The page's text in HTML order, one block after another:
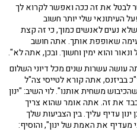
לבטל את זה ככה ואפשר לקרוא לך
העיתונאי שלי יותר חשוב
נעים לאנשים כמוך, כי זה קצת
שאופפת אותך. אתה חושב
והוא ימין וחשוך. ובכן, אתה לא".
עושה עשרות שנים מכל דיוני השלום
בביזנס, אתה קורא לטייסי צה"ל
משחית אותנו". לוי השיב: "ינון
את זה. אתה אומר שהוא צריך
עדיף עליך. בין הצביעות שלך
את האמת של ינון", והוסיף: